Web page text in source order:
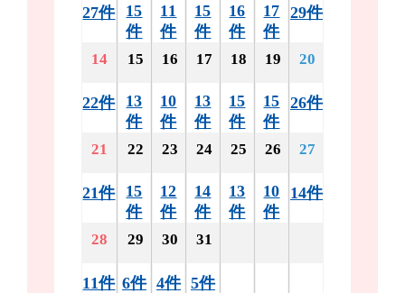
27件
15
件
11
件
15
件
16
件
17
件
29件
14
22件
15
13
件
16
10
件
17
13
件
18
15
件
19
15
件
20
26件
21
21件
22
15
件
23
12
件
24
14
件
25
13
件
26
10
件
27
14件
28
11件
29
6件
30
4件
31
5件